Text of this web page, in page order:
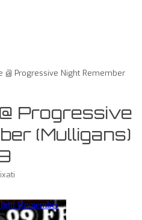
@ Progressive Night Remember
Progressive
(Mulligans)